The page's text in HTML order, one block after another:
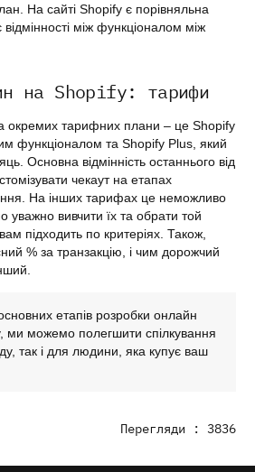
На сайті Shopify є порівняльна
між функціоналом між
на Shopify: тарифи
окремих тарифних плани – це Shopify
функціоналом та Shopify Plus, який
Основна відмінність останнього від
чекаут на етапах
На інших тарифах це неможливо
уважно вивчити їх та обрати той
підходить по критеріях. Також,
% за транзакцію, і чим дорожчий
етапів розробки онлайн
ми можемо полегшити спілкування
так і для людини, яка купує ваш
Перегляди : 3836